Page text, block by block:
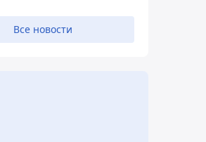
Все новости